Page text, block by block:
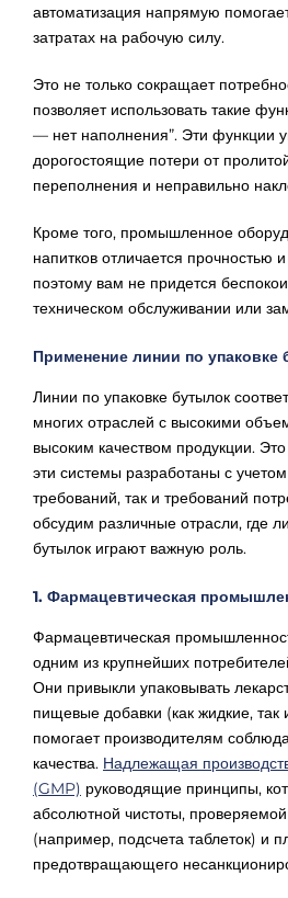
автоматизация напрямую
затратах на рабочую силу.
Это не только сокращает
позволяет использовать такие
— нет наполнения”. Эти функции
дорогостоящие потери от
переполнения и неправильно
Кроме того, промышленное
напитков отличается прочностью
поэтому вам не придется
техническом обслуживании или
Применение линии по упаковке
Линии по упаковке бутылок
многих отраслей с высокими
высоким качеством продукции.
эти системы разработаны с
требований, так и требований
обсудим различные отрасли, где
бутылок играют важную роль.
1. Фармацевтическая
Фармацевтическая
одним из крупнейших
Они привыкли упаковывать
пищевые добавки (как жидкие, так
помогает производителям
качества. Надлежащая
(GMP) руководящие принципы,
абсолютной чистоты,
(например, подсчета таблеток) и
предотвращающего